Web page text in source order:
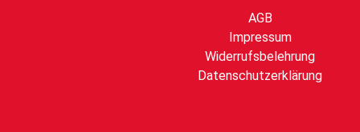
AGB
Impressum
Widerrufsbelehrung
Datenschutzerklärung